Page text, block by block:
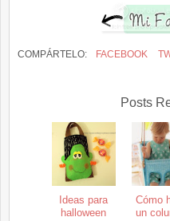
COMPÁRTELO: FACEBOOK
Posts
Ideas para
halloween
Cómo
un